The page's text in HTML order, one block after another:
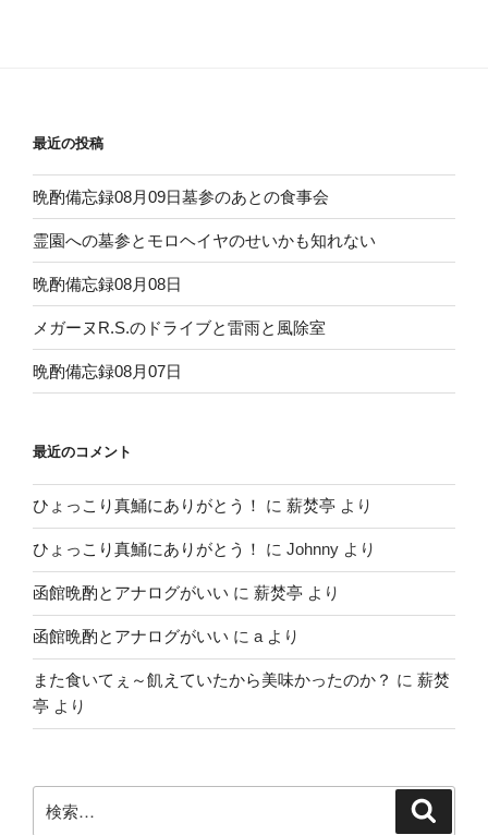
最近の投稿
晩酌備忘録08月09日墓参のあとの食事会
霊園への墓参とモロヘイヤのせいかも知れない
晩酌備忘録08月08日
メガーヌR.S.のドライブと雷雨と風除室
晩酌備忘録08月07日
最近のコメント
ひょっこり真鯒にありがとう！ に 薪焚亭 より
ひょっこり真鯒にありがとう！ に Johnny より
函館晩酌とアナログがいい に 薪焚亭 より
函館晩酌とアナログがいい に a より
また食いてぇ～飢えていたから美味かったのか？ に 薪焚
亭 より
索: